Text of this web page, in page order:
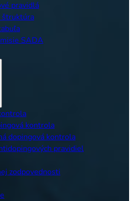
pravidlá
štruktúra
SADA
kontrola
dopingová kontrola
pravidiel
zodpovednosti